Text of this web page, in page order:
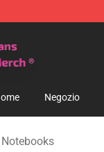
Negozio